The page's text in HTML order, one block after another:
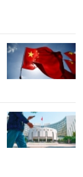
比特
幣
貿易
告